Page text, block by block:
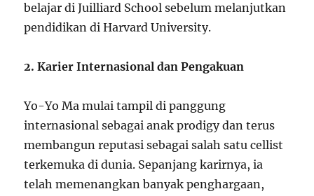
belajar di Juilliard School sebelum melanjutkan
pendidikan di Harvard University.
2. Karier Internasional dan Pengakuan
Yo-Yo Ma mulai tampil di panggung
internasional sebagai anak prodigy dan terus
membangun reputasi sebagai salah satu cellist
terkemuka di dunia. Sepanjang karirnya, ia
telah memenangkan banyak penghargaan,